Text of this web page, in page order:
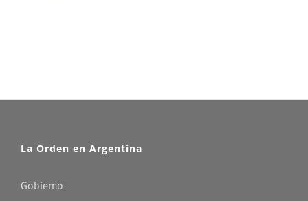
La Orden en Argentina
Gobierno